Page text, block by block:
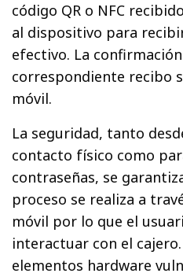
código QR o NFC
al dispositivo para
efectivo. La
correspondiente recibo
móvil.
La seguridad, tanto
contacto físico como
contraseñas, se
proceso se realiza a
móvil por lo que el
interactuar con el
elementos hardware